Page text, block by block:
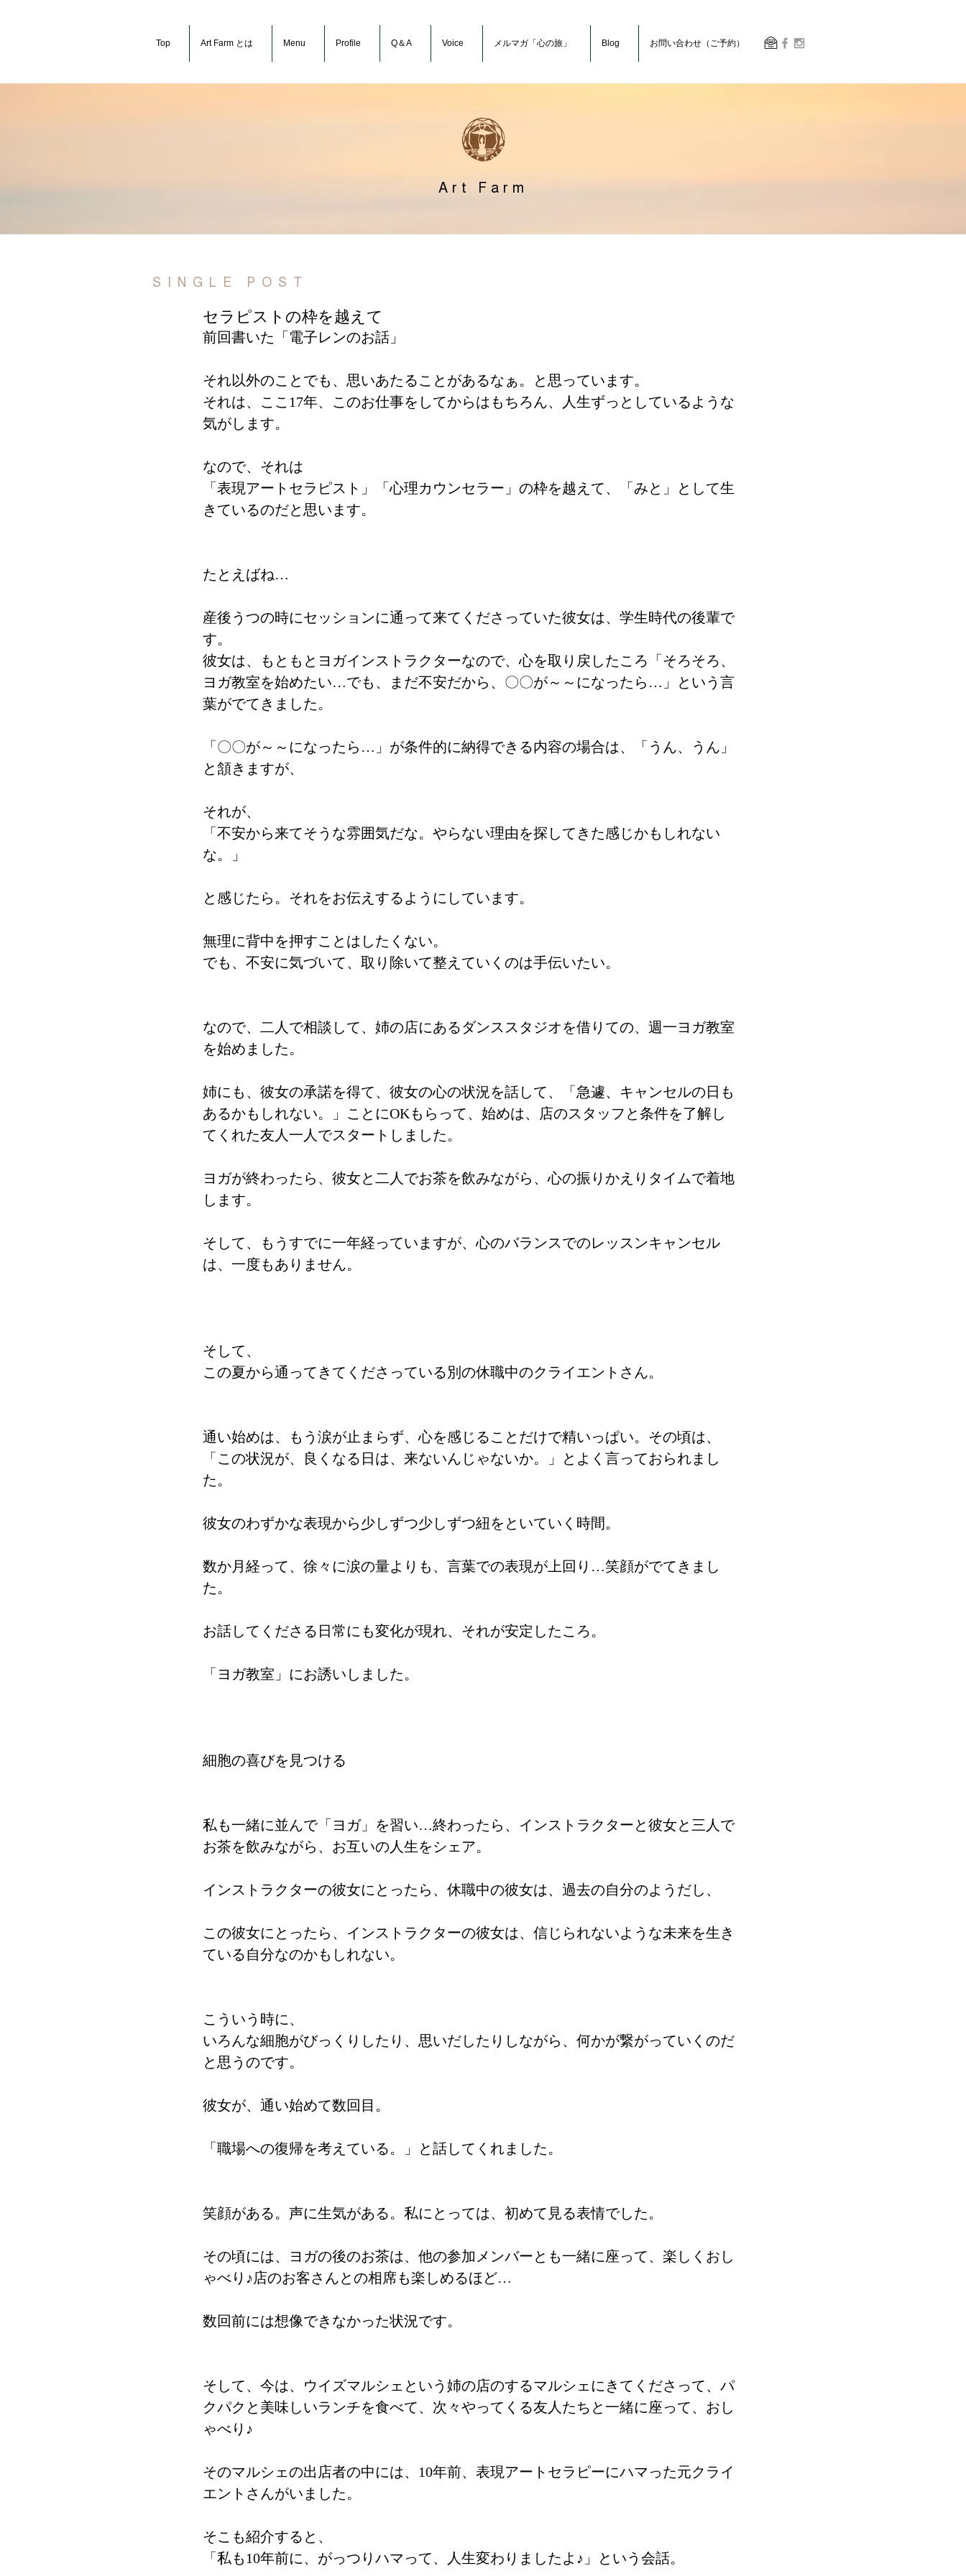
Top Art Farm とは Menu Profile Q＆A Voice メルマガ「心の旅」 Blog お問い合わせ（ご予約）
Art Farm
SINGLE POST
セラピストの枠を越えて
前回書いた「電子レンのお話」
それ以外のことでも、思いあたることがあるなぁ。と思っています。
それは、ここ17年、このお仕事をしてからはもちろん、人生ずっとしているような
気がします。
なので、それは
「表現アートセラピスト」「心理カウンセラー」の枠を越えて、「みと」として生
きているのだと思います。
たとえばね…
産後うつの時にセッションに通って来てくださっていた彼女は、学生時代の後輩で
す。
彼女は、もともとヨガインストラクターなので、心を取り戻したころ「そろそろ、
ヨガ教室を始めたい…でも、まだ不安だから、〇〇が～～になったら…」という言
葉がでてきました。
「〇〇が～～になったら…」が条件的に納得できる内容の場合は、「うん、うん」
と頷きますが、
それが、
「不安から来てそうな雰囲気だな。やらない理由を探してきた感じかもしれない
な。」
と感じたら。それをお伝えするようにしています。
無理に背中を押すことはしたくない。
でも、不安に気づいて、取り除いて整えていくのは手伝いたい。
なので、二人で相談して、姉の店にあるダンススタジオを借りての、週一ヨガ教室
を始めました。
姉にも、彼女の承諾を得て、彼女の心の状況を話して、「急遽、キャンセルの日も
あるかもしれない。」ことにOKもらって、始めは、店のスタッフと条件を了解し
てくれた友人一人でスタートしました。
ヨガが終わったら、彼女と二人でお茶を飲みながら、心の振りかえりタイムで着地
します。
そして、もうすでに一年経っていますが、心のバランスでのレッスンキャンセル
は、一度もありません。
そして、
この夏から通ってきてくださっている別の休職中のクライエントさん。
通い始めは、もう涙が止まらず、心を感じることだけで精いっぱい。その頃は、
「この状況が、良くなる日は、来ないんじゃないか。」とよく言っておられまし
た。
彼女のわずかな表現から少しずつ少しずつ紐をといていく時間。
数か月経って、徐々に涙の量よりも、言葉での表現が上回り…笑顔がでてきまし
た。
お話してくださる日常にも変化が現れ、それが安定したころ。
「ヨガ教室」にお誘いしました。
細胞の喜びを見つける
私も一緒に並んで「ヨガ」を習い…終わったら、インストラクターと彼女と三人で
お茶を飲みながら、お互いの人生をシェア。
インストラクターの彼女にとったら、休職中の彼女は、過去の自分のようだし、
この彼女にとったら、インストラクターの彼女は、信じられないような未来を生き
ている自分なのかもしれない。
こういう時に、
いろんな細胞がびっくりしたり、思いだしたりしながら、何かが繋がっていくのだ
と思うのです。
彼女が、通い始めて数回目。
「職場への復帰を考えている。」と話してくれました。
笑顔がある。声に生気がある。私にとっては、初めて見る表情でした。
その頃には、ヨガの後のお茶は、他の参加メンバーとも一緒に座って、楽しくおし
ゃべり♪店のお客さんとの相席も楽しめるほど…
数回前には想像できなかった状況です。
そして、今は、ウイズマルシェという姉の店のするマルシェにきてくださって、パ
クパクと美味しいランチを食べて、次々やってくる友人たちと一緒に座って、おし
ゃべり♪
そのマルシェの出店者の中には、10年前、表現アートセラピーにハマった元クライ
エントさんがいました。
そこも紹介すると、
「私も10年前に、がっつりハマって、人生変わりましたよ♪」という会話。